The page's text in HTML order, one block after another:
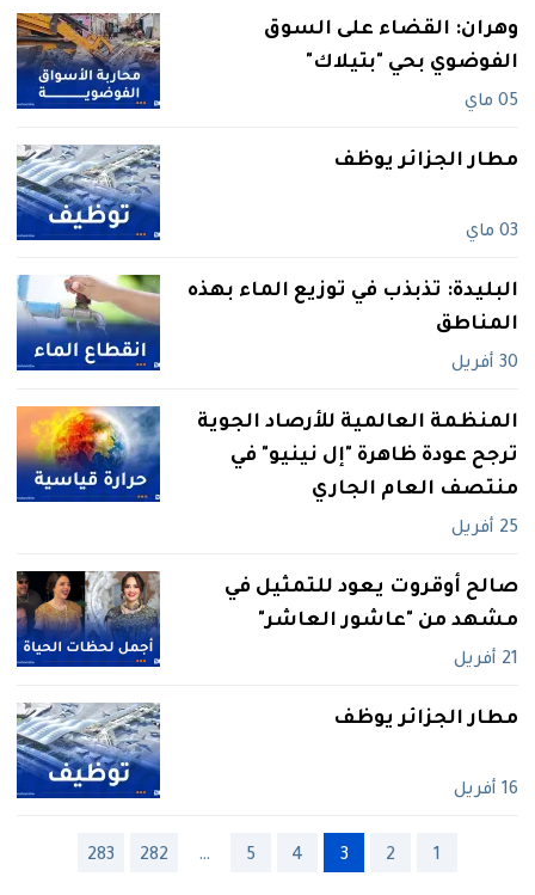
وهران: القضاء على السوق
الفوضوي بحي "بتيلاك"
05 ماي
مطار الجزائر يوظف
03 ماي
البليدة: تذبذب في توزيع الماء بهذه
المناطق
30 أفريل
المنظمة العالمية للأرصاد الجوية
ترجح عودة ظاهرة "إل نينيو" في
منتصف العام الجاري
25 أفريل
صالح أوقروت يعود للتمثيل في
مشهد من "عاشور العاشر"
21 أفريل
مطار الجزائر يوظف
16 أفريل
1
2
3
4
5
…
282
283